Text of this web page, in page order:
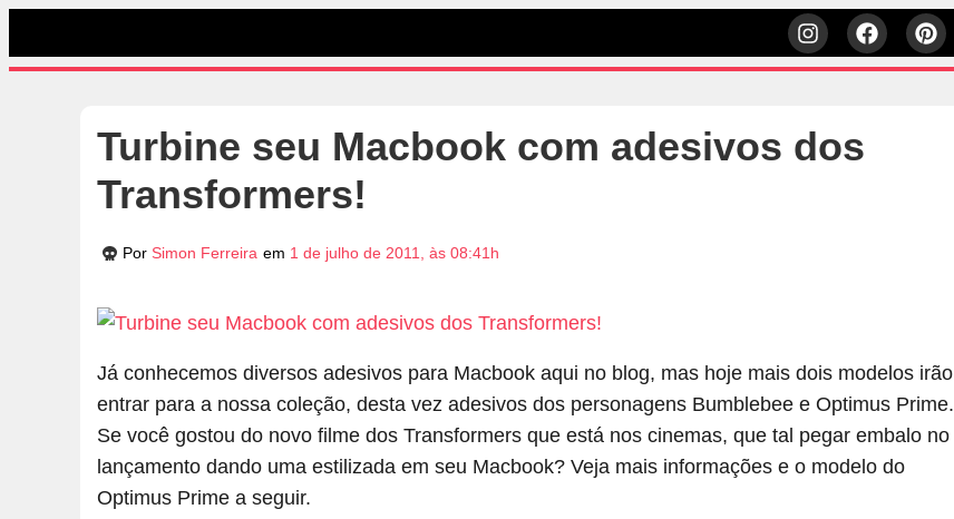
Turbine seu Macbook com adesivos dos
Transformers!
Por Simon Ferreira em 1 de julho de 2011, às 08:41h
Já conhecemos diversos adesivos para Macbook aqui no blog, mas hoje mais dois modelos irão
entrar para a nossa coleção, desta vez adesivos dos personagens Bumblebee e Optimus Prime.
Se você gostou do novo filme dos Transformers que está nos cinemas, que tal pegar embalo no
lançamento dando uma estilizada em seu Macbook? Veja mais informações e o modelo do
Optimus Prime a seguir.